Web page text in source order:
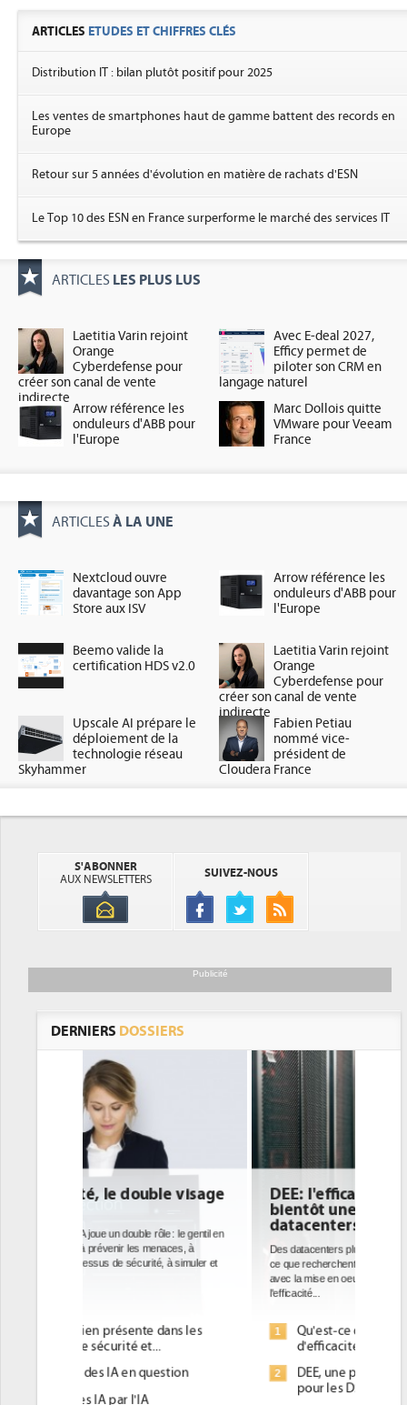
ARTICLES ETUDES ET CHIFFRES CLÉS
Distribution IT : bilan plutôt positif pour 2025
Les ventes de smartphones haut de gamme battent des records en
Europe
Retour sur 5 années d'évolution en matière de rachats d'ESN
Le Top 10 des ESN en France surperforme le marché des services IT
ARTICLES LES PLUS LUS
Laetitia Varin rejoint
Orange
Cyberdefense pour
créer son canal de vente
indirecte
Avec E-deal 2027,
Efficy permet de
piloter son CRM en
langage naturel
Arrow référence les
onduleurs d'ABB pour
l'Europe
Marc Dollois quitte
VMware pour Veeam
France
ARTICLES À LA UNE
Nextcloud ouvre
davantage son App
Store aux ISV
Arrow référence les
onduleurs d'ABB pour
l'Europe
Beemo valide la
certification HDS v2.0
Laetitia Varin rejoint
Orange
Cyberdefense pour
créer son canal de vente
indirecte
Upscale AI prépare le
déploiement de la
technologie réseau
Skyhammer
Fabien Petiau
nommé vice-
président de
Cloudera France
S'ABONNER
AUX NEWSLETTERS
SUIVEZ-NOUS
Publicité
DERNIERS DOSSIERS
DEE: l'efficacité énergétique
bientôt une obligation pour les
datacenters
Des datacenters plus durables et plus efficaces, c'est
ce que recherchent les pouvoirs publics européens
avec la mise en oeuvre de la nouvelle Directive sur
1
Qu'est-ce que la DEE (directive
d'efficacité énergétique) ?
2
DEE, une pression administrative